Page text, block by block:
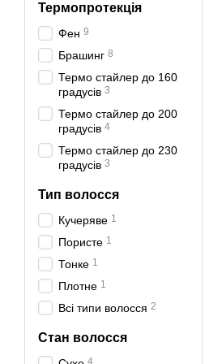
Термопротекція
Фен 9
Брашинг 8
Термо стайлер до 160
градусів 3
Термо стайлер до 200
градусів 4
Термо стайлер до 230
градусів 3
Тип волосся
Кучеряве 1
Пористе 1
Тонке 1
Плотне 1
Всі типи волосся 2
Стан волосся
4